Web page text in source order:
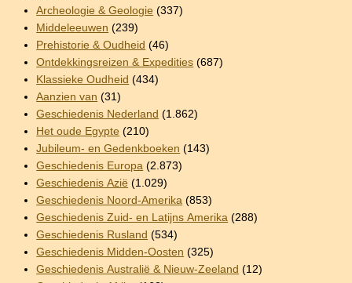
Archeologie & Geologie (337)
Middeleeuwen (239)
Prehistorie & Oudheid (46)
Ontdekkingsreizen & Expedities (687)
Klassieke Oudheid (434)
Aanzien van (31)
Geschiedenis Nederland (1.862)
Het oude Egypte (210)
Jubileum- en Gedenkboeken (143)
Geschiedenis Europa (2.873)
Geschiedenis Azië (1.029)
Geschiedenis Noord-Amerika (853)
Geschiedenis Zuid- en Latijns Amerika (288)
Geschiedenis Rusland (534)
Geschiedenis Midden-Oosten (325)
Geschiedenis Australië & Nieuw-Zeeland (12)